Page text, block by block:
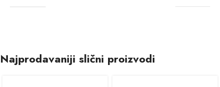
Najprodavaniji slični proizvodi